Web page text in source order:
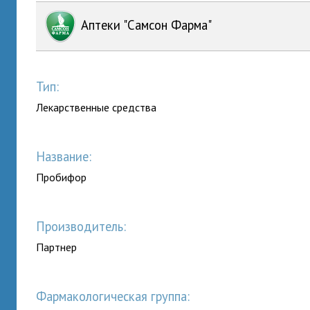
Аптеки "Самсон Фарма"
Тип:
Лекарственные средства
Название:
Пробифор
Производитель:
Партнер
Фармакологическая группа: